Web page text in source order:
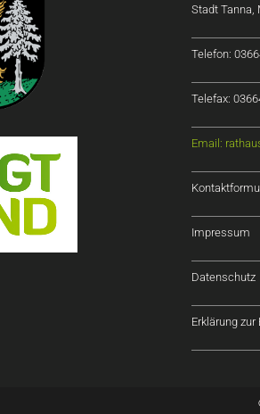
Stadt Tanna,
Telefon:
Telefax:
Email:
Impressum
Datenschutz
Erklärung